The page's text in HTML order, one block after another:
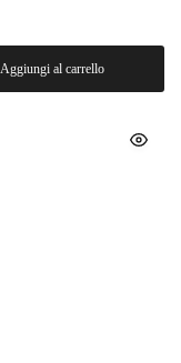
Aggiungi al carrello